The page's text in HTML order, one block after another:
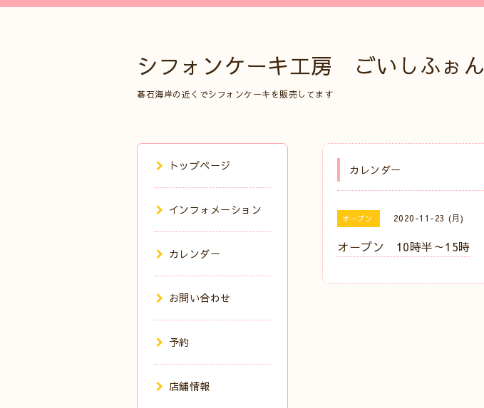
シフォンケーキ工房 ごいしふぉん
碁石海岸の近くでシフォンケーキを販売してます
カレンダー
オープン 2020-11-23 (月)
オープン 10時半～15時
トップページ
インフォメーション
カレンダー
お問い合わせ
予約
店舗情報